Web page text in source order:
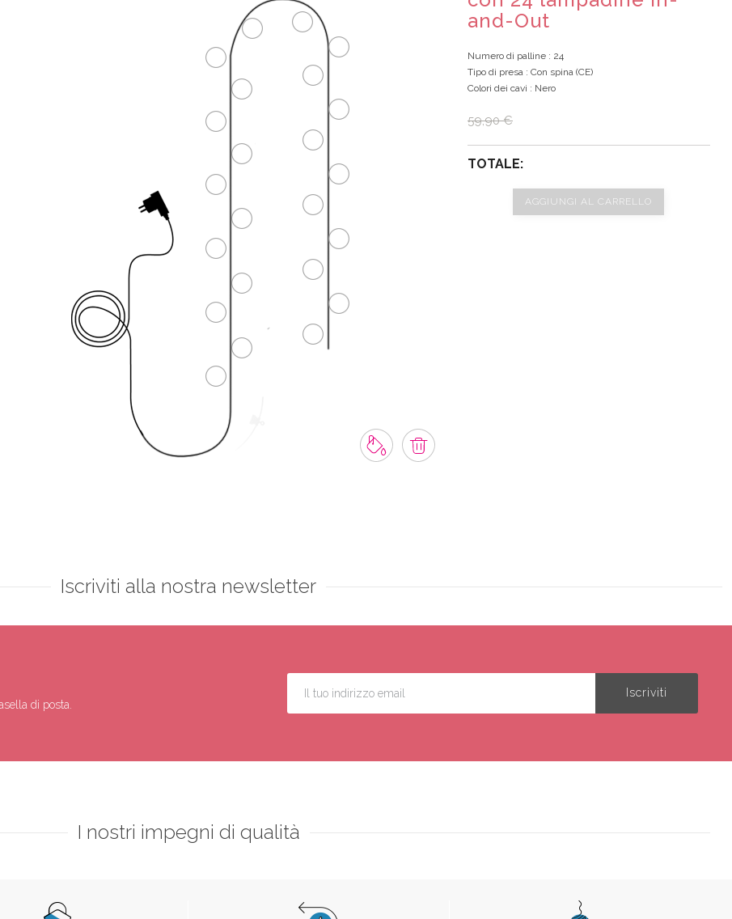
and-Out
Numero di palline : 24
Tipo di presa : Con spina (CE)
Colori dei cavi : Nero
59,90 €
TOTALE:
AGGIUNGI AL CARRELLO
Iscriviti alla nostra newsletter
di posta.
I nostri impegni di qualità